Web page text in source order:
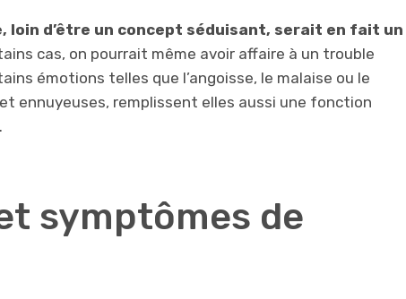
loin d’être un concept séduisant, serait en fait un
cas, on pourrait même avoir affaire à un trouble
émotions telles que l’angoisse, le malaise ou le
ennuyeuses, remplissent elles aussi une fonction
symptômes de